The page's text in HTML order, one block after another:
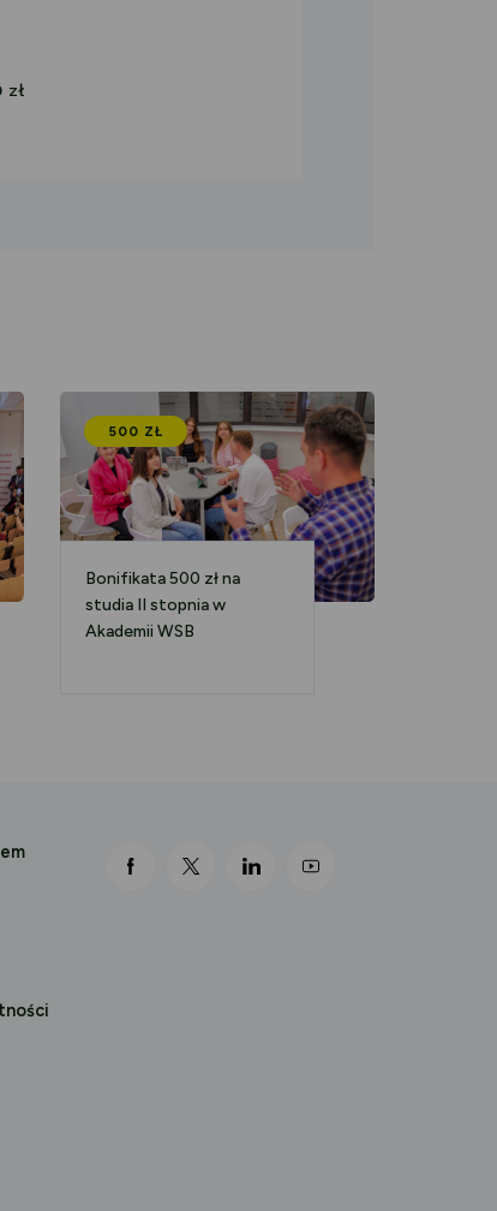
zł
500 ZŁ
Bonifikata 500 zł na
studia II stopnia w
Akademii WSB
link otwiera się nowej karcie
link otwiera się nowej karcie
link otwiera się nowej karcie
link otwiera się nowej